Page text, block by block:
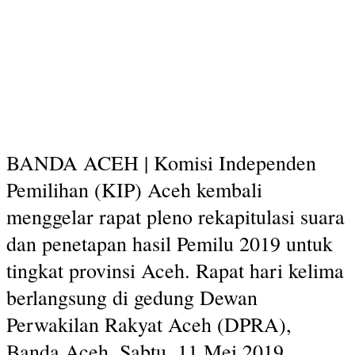
BANDA ACEH | Komisi Independen
Pemilihan (KIP) Aceh kembali
menggelar rapat pleno rekapitulasi suara
dan penetapan hasil Pemilu 2019 untuk
tingkat provinsi Aceh. Rapat hari kelima
berlangsung di gedung Dewan
Perwakilan Rakyat Aceh (DPRA),